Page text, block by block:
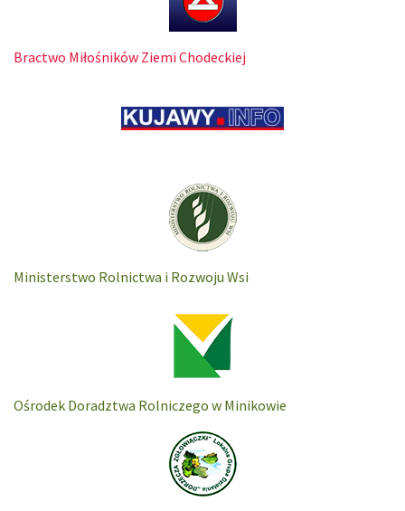
Bractwo Miłośników Ziemi Chodeckiej
Ministerstwo Rolnictwa i Rozwoju Wsi
Ośrodek Doradztwa Rolniczego w Minikowie